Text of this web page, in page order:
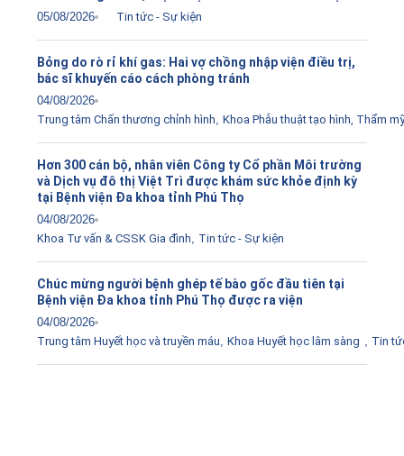
05/08/2026 Tin tức - Sự kiện
Bỏng do rò rỉ khí gas: Hai vợ chồng nhập viện điều trị,
bác sĩ khuyến cáo cách phòng tránh
04/08/2026
Trung tâm Chấn thương chỉnh hình Khoa Phẫu thuật tạo hình, Thẩm
Hơn 300 cán bộ, nhân viên Công ty Cổ phần Môi trường
và Dịch vụ đô thị Việt Trì được khám sức khỏe định kỳ
tại Bệnh viện Đa khoa tỉnh Phú Thọ
04/08/2026
Khoa Tư vấn & CSSK Gia đình
Tin tức - Sự kiện
Chúc mừng người bệnh ghép tế bào gốc đầu tiên tại
Bệnh viện Đa khoa tỉnh Phú Thọ được ra viện
04/08/2026
Trung tâm Huyết học và truyền máu Khoa Huyết học lâm sàng Tin